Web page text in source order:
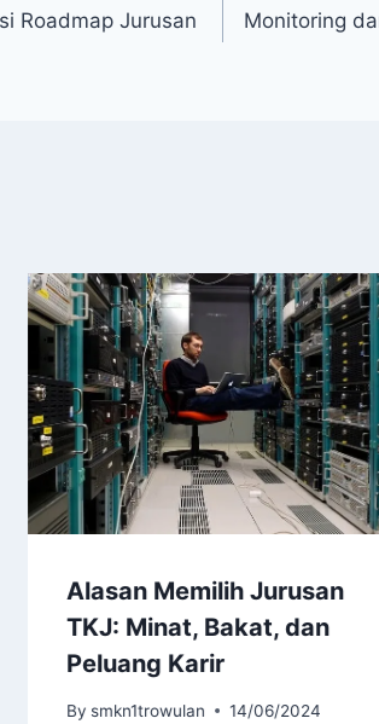
Roadmap Jurusan
Monitoring
Alasan Memilih Jurusan
TKJ: Minat, Bakat, dan
Peluang Karir
By smkn1trowulan 14/06/2024